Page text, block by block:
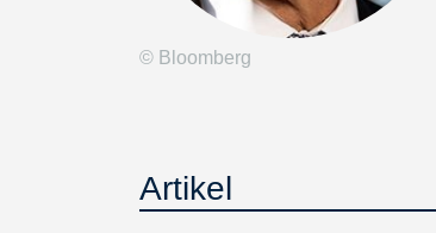
© Bloomberg
Artikel